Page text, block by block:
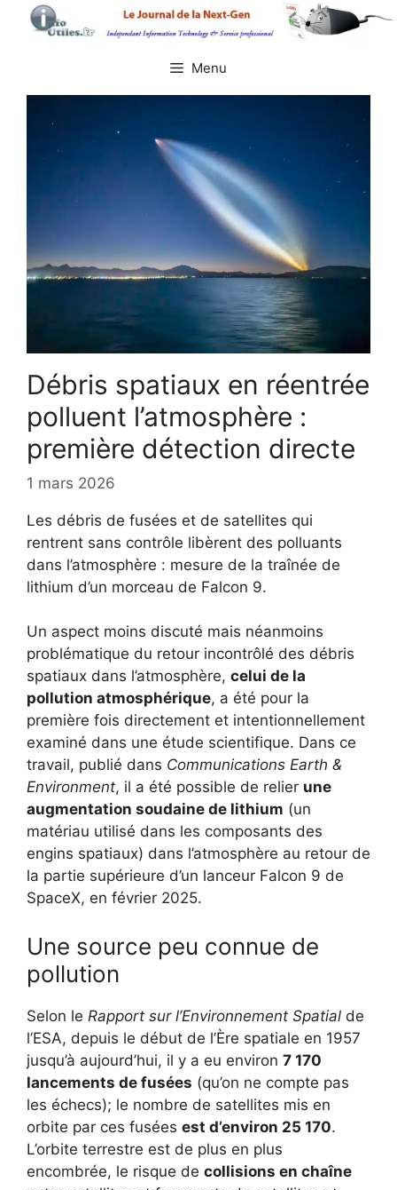
Aller
Menu
Débris spatiaux en réentrée
polluent l’atmosphère :
première détection directe
1 mars 2026
Les débris de fusées et de satellites qui
rentrent sans contrôle libèrent des polluants
dans l’atmosphère : mesure de la traînée de
lithium d’un morceau de Falcon 9.
Un aspect moins discuté mais néanmoins
problématique du retour incontrôlé des débris
spatiaux dans l’atmosphère, celui de la
pollution atmosphérique, a été pour la
première fois directement et intentionnellement
examiné dans une étude scientifique. Dans ce
travail, publié dans Communications Earth &
Environment, il a été possible de relier une
augmentation soudaine de lithium (un
matériau utilisé dans les composants des
engins spatiaux) dans l’atmosphère au retour de
la partie supérieure d’un lanceur Falcon 9 de
SpaceX, en février 2025.
Une source peu connue de
pollution
Selon le Rapport sur l’Environnement Spatial de
l’ESA, depuis le début de l’Ère spatiale en 1957
jusqu’à aujourd’hui, il y a eu environ 7 170
lancements de fusées (qu’on ne compte pas
les échecs); le nombre de satellites mis en
orbite par ces fusées est d’environ 25 170.
L’orbite terrestre est de plus en plus
encombrée, le risque de collisions en chaîne